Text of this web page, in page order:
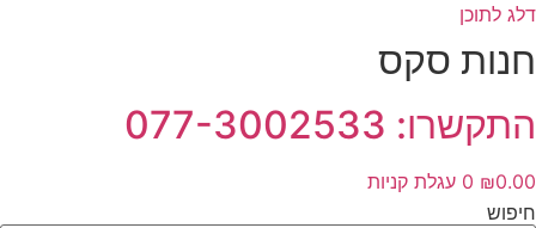
דלג לתוכן
חנות סקס
התקשרו: 077-3002533
₪0.00
0 עגלת קניות
חיפוש